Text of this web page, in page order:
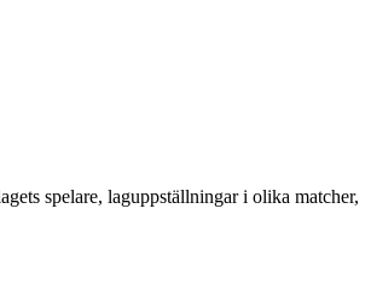
spelare, laguppställningar i olika matcher,